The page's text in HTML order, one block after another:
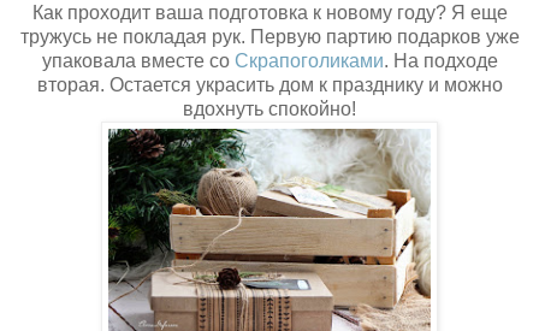
Как проходит ваша подготовка к новому году? Я еще
тружусь не покладая рук. Первую партию подарков уже
упаковала вместе соСкрапоголиками. На подходе
вторая. Остается украсить дом к празднику и можно
вдохнуть спокойно!